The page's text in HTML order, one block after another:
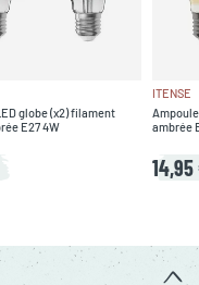
globe (x2) filament
E27 4W
ITENSE
ambrée
14,95